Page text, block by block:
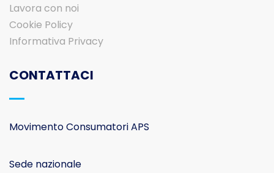
Lavora con noi
Cookie Policy
Informativa Privacy
CONTATTACI
Movimento Consumatori APS
Sede nazionale